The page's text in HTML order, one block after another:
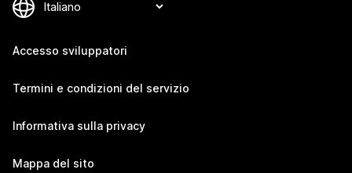
Accesso sviluppatori
Termini e condizioni del servizio
Informativa sulla privacy
Mappa del sito